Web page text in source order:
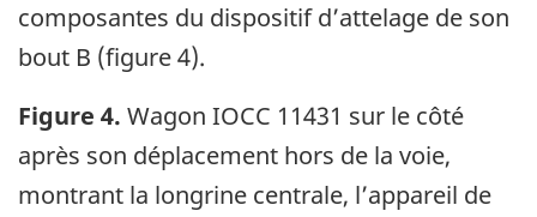
composantes du dispositif d’attelage de son
bout B (figure 4).
Figure 4. Wagon IOCC 11431 sur le côté
après son déplacement hors de la voie,
montrant la longrine centrale, l’appareil de